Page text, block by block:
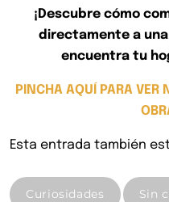
¡Descubre cómo
directamente a
encuentra tu
PINCHA AQUÍ PARA VER
Esta entrada también
Curiosidades Sin